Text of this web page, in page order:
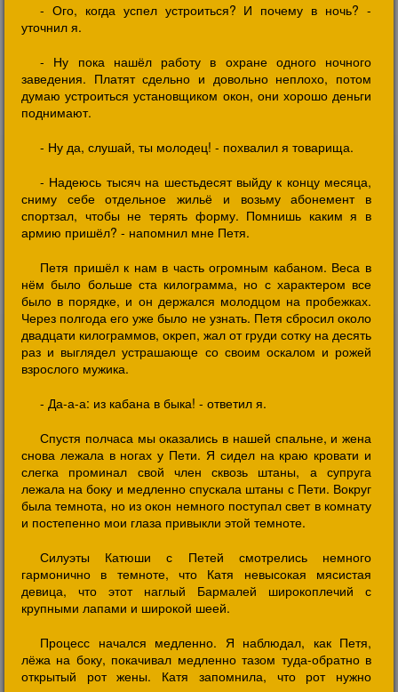
- Ого, когда успел устроиться? И почему в ночь? -
уточнил я.
- Ну пока нашёл работу в охране одного ночного
заведения. Платят сдельно и довольно неплохо, потом
думаю устроиться установщиком окон, они хорошо деньги
поднимают.
- Ну да, слушай, ты молодец! - похвалил я товарища.
- Надеюсь тысяч на шестьдесят выйду к концу месяца,
сниму себе отдельное жильё и возьму абонемент в
спортзал, чтобы не терять форму. Помнишь каким я в
армию пришёл? - напомнил мне Петя.
Петя пришёл к нам в часть огромным кабаном. Веса в
нём было больше ста килограмма, но с характером все
было в порядке, и он держался молодцом на пробежках.
Через полгода его уже было не узнать. Петя сбросил около
двадцати килограммов, окреп, жал от груди сотку на десять
раз и выглядел устрашающе со своим оскалом и рожей
взрослого мужика.
- Да-а-а: из кабана в быка! - ответил я.
Спустя полчаса мы оказались в нашей спальне, и жена
снова лежала в ногах у Пети. Я сидел на краю кровати и
слегка проминал свой член сквозь штаны, а супруга
лежала на боку и медленно спускала штаны с Пети. Вокруг
была темнота, но из окон немного поступал свет в комнату
и постепенно мои глаза привыкли этой темноте.
Силуэты Катюши с Петей смотрелись немного
гармонично в темноте, что Катя невысокая мясистая
девица, что этот наглый Бармалей широкоплечий с
крупными лапами и широкой шеей.
Процесс начался медленно. Я наблюдал, как Петя,
лёжа на боку, покачивал медленно тазом туда-обратно в
открытый рот жены. Катя запомнила, что рот нужно